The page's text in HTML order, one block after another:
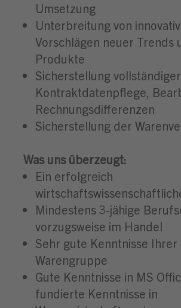
Umsetzung
Unterbreitung von
Vorschlägen neuer Trends
Produkte
Sicherstellung vollständiger
Kontraktdatenpflege,
Rechnungsdifferenzen
Sicherstellung der
Was uns überzeugt:
Ein erfolgreich
Mindestens 3-jähige
vorzugsweise im Handel
Sehr gute Kenntnisse Ihrer
Warengruppe
Gute Kenntnisse in MS
fundierte Kenntnisse in